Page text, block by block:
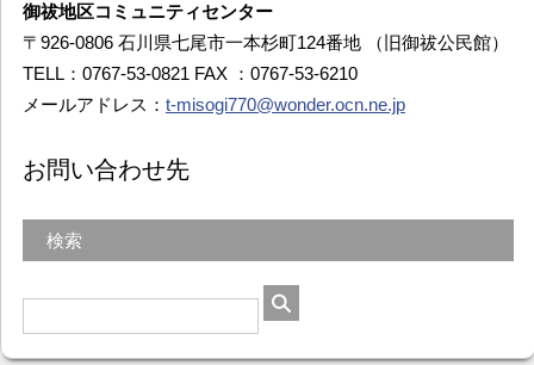
御祓地区コミュニティセンター
〒926-0806 石川県七尾市一本杉町124番地 （旧御祓公民館）
TELL：0767-53-0821 FAX ：0767-53-6210
メールアドレス： t-misogi770@wonder.ocn.ne.jp
お問い合わせ先
検索